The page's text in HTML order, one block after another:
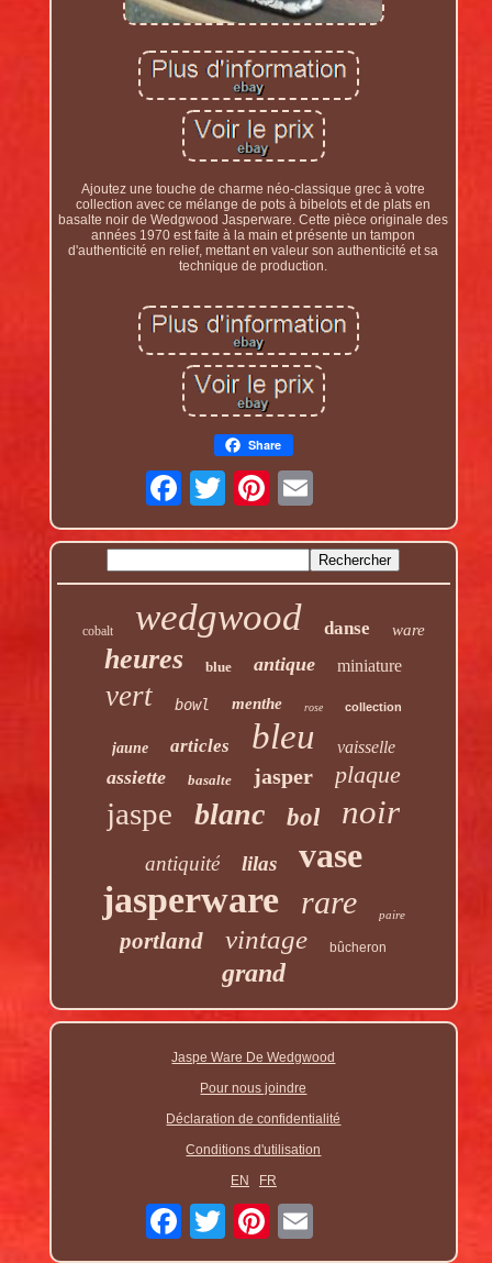
Ajoutez une touche de charme néo-classique grec à votre
collection avec ce mélange de pots à bibelots et de plats en
basalte noir de Wedgwood Jasperware. Cette pièce originale des
années 1970 est faite à la main et présente un tampon
d'authenticité en relief, mettant en valeur son authenticité et sa
technique de production.
Share
cobalt wedgwood danse ware
heures blue antique miniature
vert bowl menthe rose collection
jaune articles bleu vaisselle
assiette basalte jasper plaque
jaspe blanc bol noir
antiquité lilas vase
jasperware rare paire
portland vintage bûcheron
grand
Jaspe Ware De Wedgwood
Pour nous joindre
Déclaration de confidentialité
Conditions d'utilisation
EN
FR